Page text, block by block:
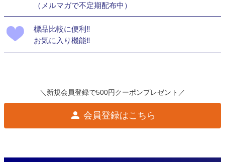
（メルマガで不定期配布中）
標品比較に便利‼
お気に入り機能‼
＼新規会員登録で500円クーポンプレゼント／
会員登録はこちら